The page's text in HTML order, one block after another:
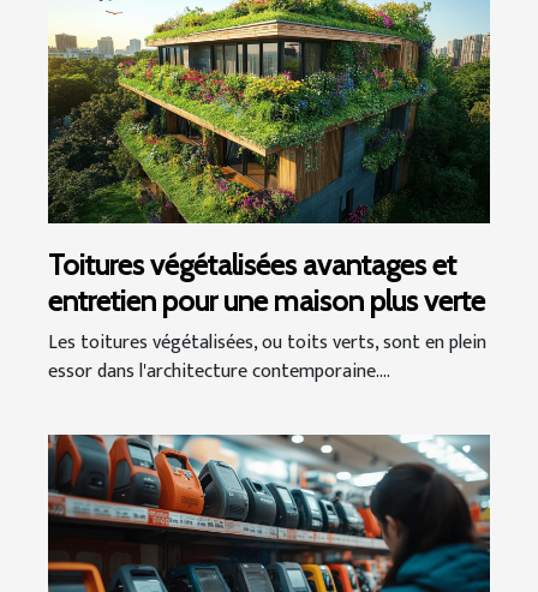
Toitures végétalisées avantages et
entretien pour une maison plus verte
Les toitures végétalisées, ou toits verts, sont en plein
essor dans l'architecture contemporaine....